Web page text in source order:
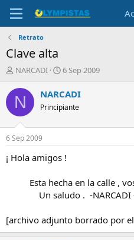
Retrato
Clave alta
I
i
c
a
d
o
r
m
a
NARCADI
F
c
h
a
i
n
i
o
6 Sep 2009
N NARCADI
Principiante
6 Sep 2009
¡ Hola amigos !
Esta hecha en la calle ,
Un saludo . -NARCADI
[archivo adjunto borrado por